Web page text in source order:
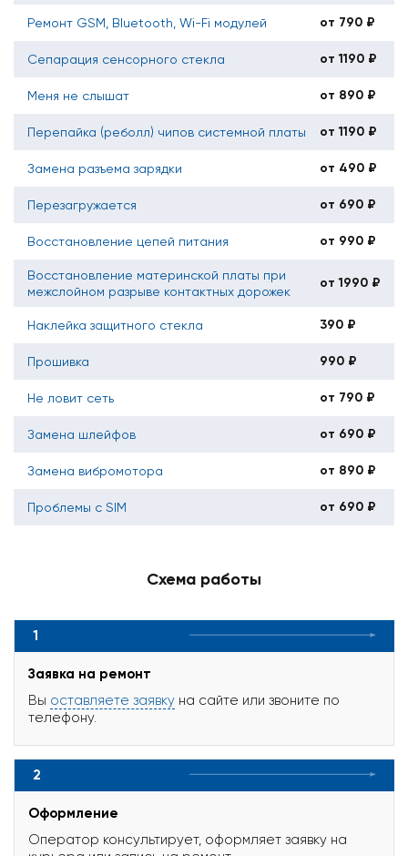
Ремонт GSM, Bluetooth, Wi-Fi модулей от 790 ₽
Сепарация сенсорного стекла от 1190 ₽
Меня не слышат от 890 ₽
Перепайка (реболл) чипов системной платы от 1190 ₽
Замена разъема зарядки от 490 ₽
Перезагружается от 690 ₽
Восстановление цепей питания от 990 ₽
Восстановление материнской платы при
межслойном разрыве контактных дорожек
от 1990 ₽
Наклейка защитного стекла 390 ₽
Прошивка 990 ₽
Не ловит сеть от 790 ₽
Замена шлейфов от 690 ₽
Замена вибромотора от 890 ₽
Проблемы с SIM от 690 ₽
Схема работы
1
Заявка на ремонт
Вы оставляете заявку на сайте или звоните по
телефону.
2
Оформление
Оператор консультирует, оформляет заявку на